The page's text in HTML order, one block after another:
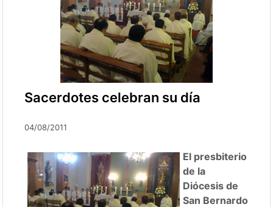
Sacerdotes celebran su día
04/08/2011
El presbiterio
de la
Diócesis de
San Bernardo